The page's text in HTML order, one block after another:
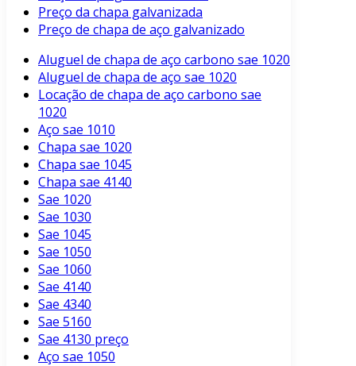
Preço da chapa galvanizada
Preço de chapa de aço galvanizado
Aluguel de chapa de aço carbono sae 1020
Aluguel de chapa de aço sae 1020
Locação de chapa de aço carbono sae
1020
Aço sae 1010
Chapa sae 1020
Chapa sae 1045
Chapa sae 4140
Sae 1020
Sae 1030
Sae 1045
Sae 1050
Sae 1060
Sae 4140
Sae 4340
Sae 5160
Sae 4130 preço
Aço sae 1050